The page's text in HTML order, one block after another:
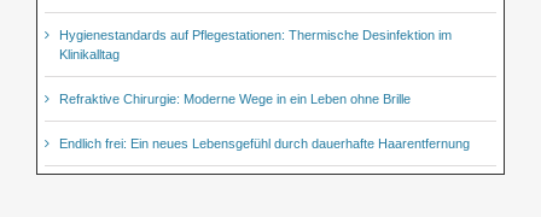
Hygienestandards auf Pflegestationen: Thermische Desinfektion im
Klinikalltag
Refraktive Chirurgie: Moderne Wege in ein Leben ohne Brille
Endlich frei: Ein neues Lebensgefühl durch dauerhafte Haarentfernung